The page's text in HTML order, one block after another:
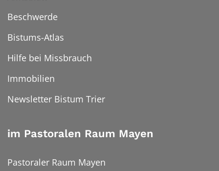
Beschwerde
Bistums-Atlas
Hilfe bei Missbrauch
Immobilien
Newsletter Bistum Trier
im Pastoralen Raum Mayen
Pastoraler Raum Mayen